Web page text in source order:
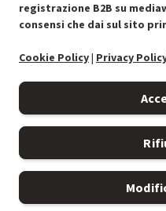
Preferenze cookie
Accessibilità
registrazione B2B su
consensi che dai sul sito
Cookie Policy| Privacy